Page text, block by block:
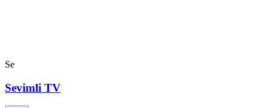
Se
Sevimli TV